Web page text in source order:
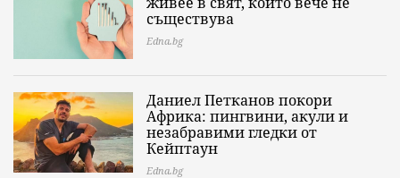
съществува
Edna.bg
Даниел Петканов покори
Африка: пингвини, акули и
незабравими гледки от
Кейптаун
Edna.bg